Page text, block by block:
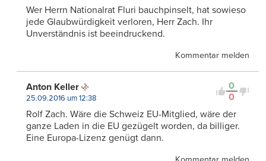
Wer Herrn Nationalrat Fluri bauchpinselt, hat sowieso
jede Glaubwürdigkeit verloren, Herr Zach. Ihr
Unverständnis ist beeindruckend.
Kommentar melden
0
0
Anton Keller
25.09.2016 um 12:38
Rolf Zach. Wäre die Schweiz EU-Mitglied, wäre der
ganze Laden in die EU gezügelt worden, da billiger.
Eine Europa-Lizenz genügt dann.